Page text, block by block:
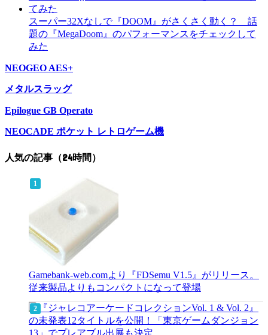
スーパー32Xなしで『DOOM』がさくさく動く？ 話
題の『MegaDoom』のパフォーマンスをチェックして
みた
NEOGEO AES+
メタルスラッグ
Epilogue GB Operato
NEOCADE ポケット レトロゲーム機
人気の記事（24時間）
Gamebank-web.comより『FDSemu V1.5』がリリース。
従来製品よりもコンパクトになって登場